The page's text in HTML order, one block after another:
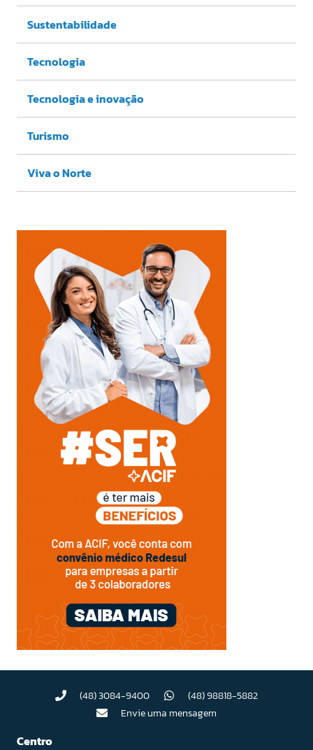
Sustentabilidade
Tecnologia
Tecnologia e inovação
Turismo
Viva o Norte
(48) 3084-9400
(48) 98818-5882
Envie uma mensagem
Centro